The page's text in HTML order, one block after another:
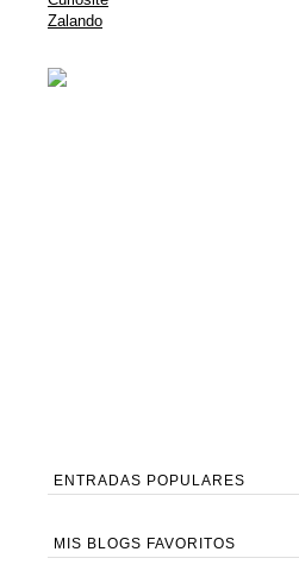
Zalando
ENTRADAS POPULARES
MIS BLOGS FAVORITOS